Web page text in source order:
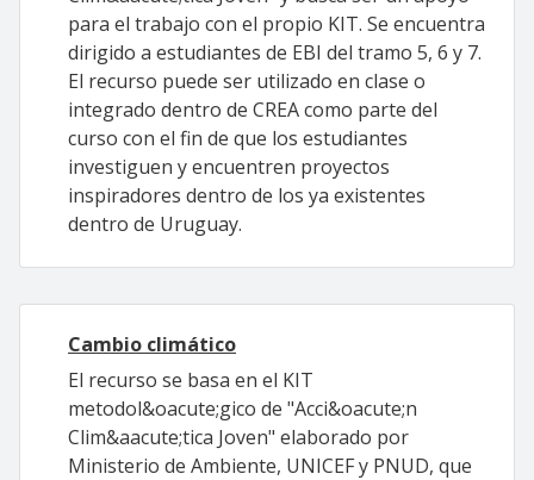
para el trabajo con el propio KIT. Se encuentra
dirigido a estudiantes de EBI del tramo 5, 6 y 7.
El recurso puede ser utilizado en clase o
integrado dentro de CREA como parte del
curso con el fin de que los estudiantes
investiguen y encuentren proyectos
inspiradores dentro de los ya existentes
dentro de Uruguay.
Cambio climático
El recurso se basa en el KIT
metodol&oacute;gico de "Acci&oacute;n
Clim&aacute;tica Joven" elaborado por
Ministerio de Ambiente, UNICEF y PNUD, que